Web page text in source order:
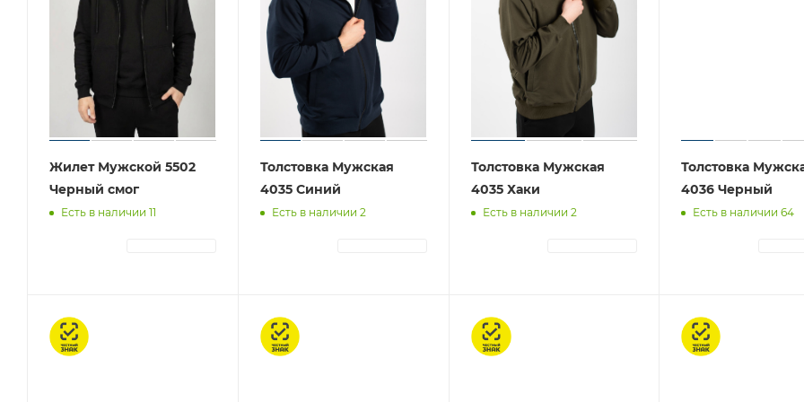
Жилет Мужской 5502
Черный смог
Есть в наличии 11
Толстовка Мужская
4035 Синий
Есть в наличии 2
Толстовка Мужская
4035 Хаки
Есть в наличии 2
Толстовка
4036 Черный
Есть в наличии 64
Честный знак Честный знак Честный знак Честный знак